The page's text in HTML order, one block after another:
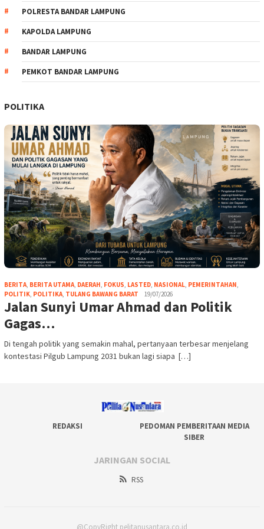
POLRESTA BANDAR LAMPUNG
KAPOLDA LAMPUNG
BANDAR LAMPUNG
PEMKOT BANDAR LAMPUNG
POLITIKA
BERITA, BERITA UTAMA, DAERAH, FOKUS, LASTED, NASIONAL, PEMERINTAHAN,
POLITIK, POLITIKA, TULANG BAWANG BARAT 19/07/2026
Jalan Sunyi Umar Ahmad dan Politik
Gagas…
Di tengah politik yang semakin mahal, pertanyaan terbesar menjelang
kontestasi Pilgub Lampung 2031 bukan lagi siapa […]
REDAKSI
PEDOMAN PEMBERITAAN MEDIA
SIBER
JARINGAN SOCIAL
RSS
@CopyRight pelitanusantara.co.id